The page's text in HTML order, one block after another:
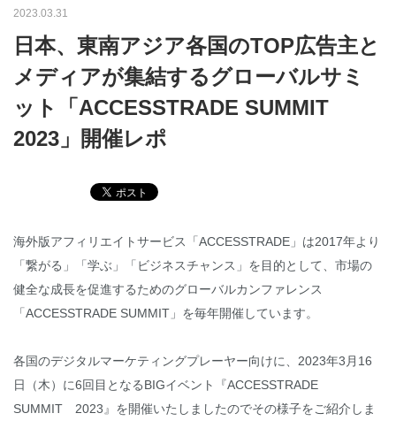
採用情報
2023.03.31
日本、東南アジア各国のTOP広告主と
メディアが集結するグローバルサミ
ット「ACCESSTRADE SUMMIT
2023」開催レポ
海外版アフィリエイトサービス「ACCESSTRADE」は2017年より
「繋がる」「学ぶ」「ビジネスチャンス」を目的として、市場の
健全な成長を促進するためのグローバルカンファレンス​
「ACCESSTRADE SUMMIT」を毎年開催しています。
各国のデジタルマーケティングプレーヤー向けに、2023年3月16
日（木）に6回目となるBIGイベント『ACCESSTRADE
SUMMIT 2023』を開催いたしましたのでその様子をご紹介しま